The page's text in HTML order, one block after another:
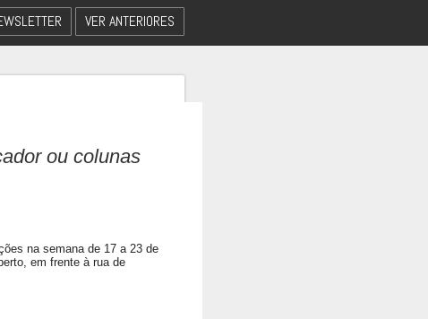
VER ANTERIORES
ou colunas
na semana de 17 a 23 de
em frente à rua de